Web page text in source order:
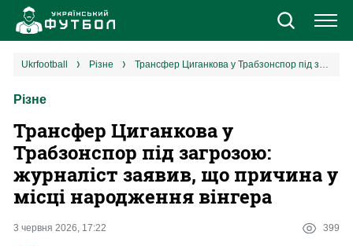
Новини
Єврокубки
УПЛ
ukrfootball різне Трансфер Циганкова у Трабзонспор під загрозою: журналіст заявив, що причина у місці народження вінгера
Різне
Трансфер Циганкова у
Трабзонспор під загрозою:
журналіст заявив, що причина у
місці народження вінгера
3 червня 2026, 17:22 399